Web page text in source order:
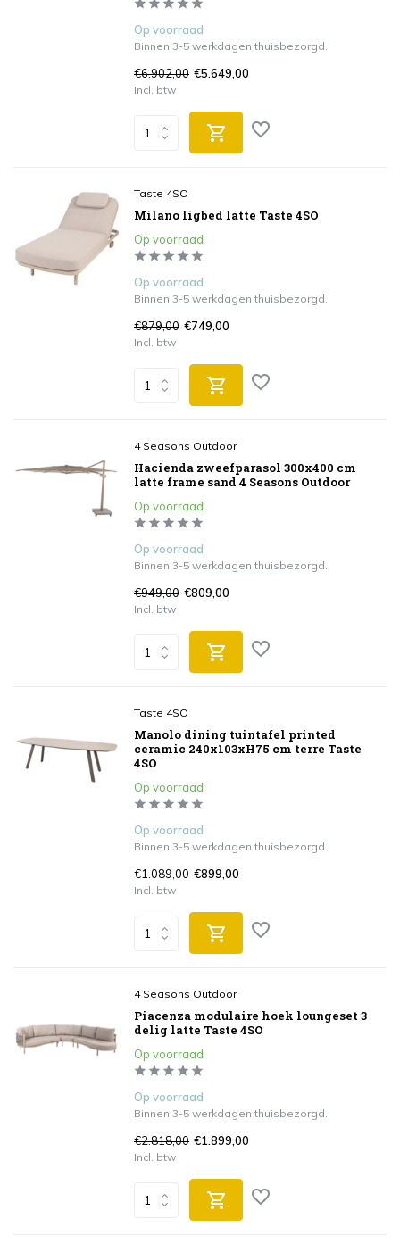
Op voorraad
Binnen 3-5 werkdagen thuisbezorgd.
€6.902,00 €5.649,00
Incl. btw
Taste 4SO
Milano ligbed latte Taste 4SO
Op voorraad
Op voorraad
Binnen 3-5 werkdagen thuisbezorgd.
€879,00 €749,00
Incl. btw
4 Seasons Outdoor
Hacienda zweefparasol 300x400 cm
latte frame sand 4 Seasons Outdoor
Op voorraad
Op voorraad
Binnen 3-5 werkdagen thuisbezorgd.
€949,00 €809,00
Incl. btw
Taste 4SO
Manolo dining tuintafel printed
ceramic 240x103xH75 cm terre Taste
4SO
Op voorraad
Op voorraad
Binnen 3-5 werkdagen thuisbezorgd.
€1.089,00 €899,00
Incl. btw
4 Seasons Outdoor
Piacenza modulaire hoek loungeset 3
delig latte Taste 4SO
Op voorraad
Op voorraad
Binnen 3-5 werkdagen thuisbezorgd.
€2.818,00 €1.899,00
Incl. btw